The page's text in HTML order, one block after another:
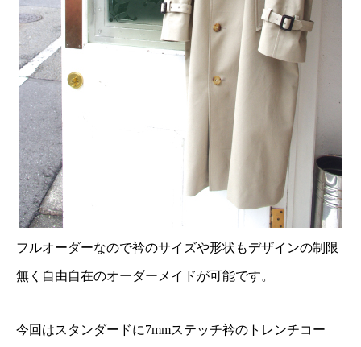
フルオーダーなので衿のサイズや形状もデザインの制限
無く自由自在のオーダーメイドが可能です。
今回はスタンダードに7mmステッチ衿のトレンチコー